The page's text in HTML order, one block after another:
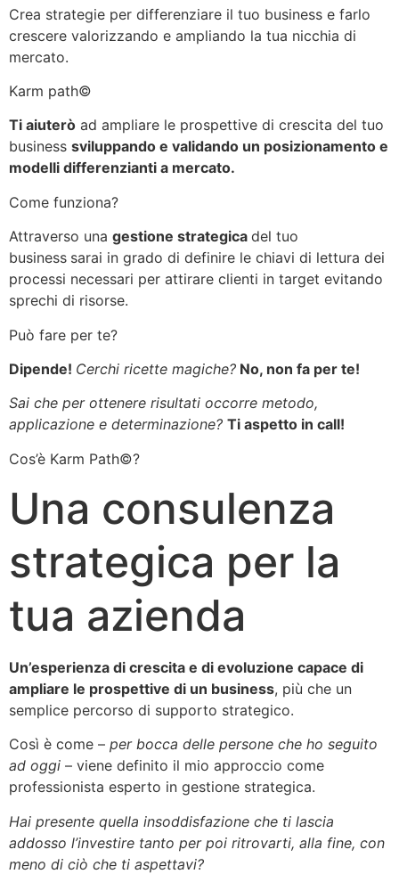
Crea strategie per differenziare il tuo business e farlo
crescere valorizzando e ampliando la tua nicchia di
mercato.
Karm path©️
Ti aiuterò ad ampliare le prospettive di crescita del tuo
business sviluppando e validando un posizionamento e
modelli differenzianti a mercato.
Come funziona?
Attraverso una gestione strategica del tuo
business sarai in grado di definire le chiavi di lettura dei
processi necessari per attirare clienti in target evitando
sprechi di risorse.
Può fare per te?
Dipende! Cerchi ricette magiche? No, non fa per te!
Sai che per ottenere risultati occorre metodo,
applicazione e determinazione? Ti aspetto in call!
Cos’è Karm Path©️?
Una consulenza
strategica per la
tua azienda
Un’esperienza di crescita e di evoluzione capace di
ampliare le prospettive di un business, più che un
semplice percorso di supporto strategico.
Così è come – per bocca delle persone che ho seguito
ad oggi – viene definito il mio approccio come
professionista esperto in gestione strategica.
Hai presente quella insoddisfazione che ti lascia
addosso l’investire tanto per poi ritrovarti, alla fine, con
meno di ciò che ti aspettavi?